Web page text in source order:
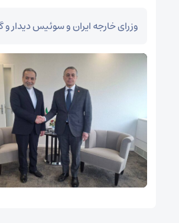
وزرای خارجه ایران و سوئیس دیدار و